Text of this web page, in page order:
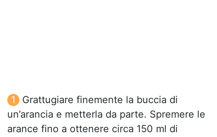
Grattugiare finemente la buccia di
un’arancia e metterla da parte. Spremere le
arance fino a ottenere circa 150 ml di